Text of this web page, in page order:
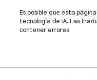
Es posible que esta
tecnología de IA. Las
contener errores.